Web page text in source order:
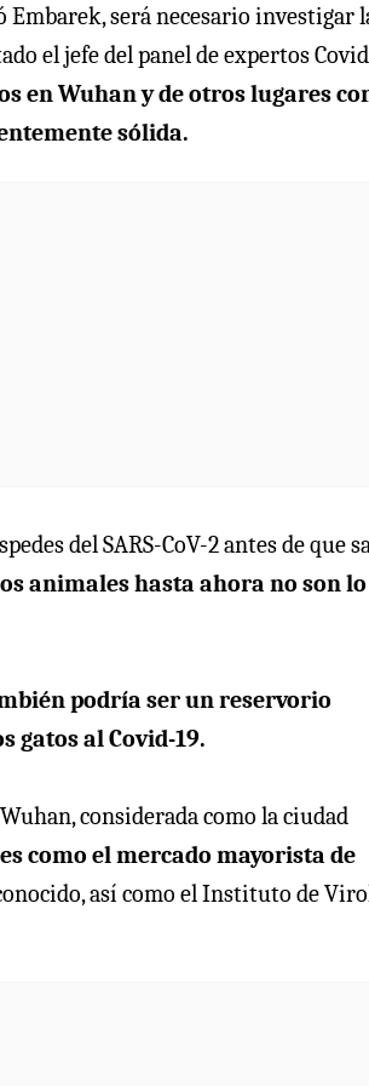
será necesario investigar
el jefe del panel de expertos
en Wuhan y de otros lugares
sólida.
del SARS-CoV-2 antes de que
animales hasta ahora no son lo
podría ser un reservorio
gatos al Covid-19.
considerada como la ciudad
como el mercado mayorista de
así como el Instituto de